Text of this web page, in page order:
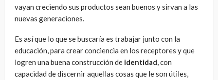
vayan creciendo sus productos sean buenos y sirvan a las
nuevas generaciones.
Es así que lo que se buscaría es trabajar junto con la
educación, para crear conciencia en los receptores y que
logren una buena construcción de identidad, con
capacidad de discernir aquellas cosas que le son útiles,